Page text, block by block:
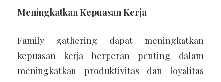
Meningkatkan Kepuasan Kerja
Family gathering dapat meningkatkan
kepuasan kerja berperan penting dalam
meningkatkan produktivitas dan loyalitas